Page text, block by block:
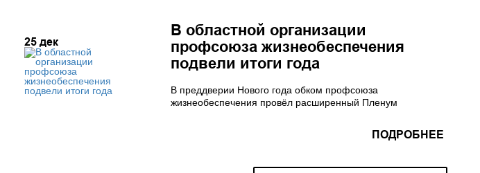
25 дек
В областной организации
профсоюза жизнеобеспечения
подвели итоги года
В преддверии Нового года обком профсоюза
жизнеобеспечения провёл расширенный Пленум
ПОДРОБНЕЕ